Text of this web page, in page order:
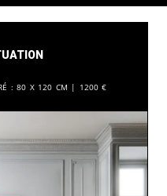
: 80 x 120 cm | 1200 €